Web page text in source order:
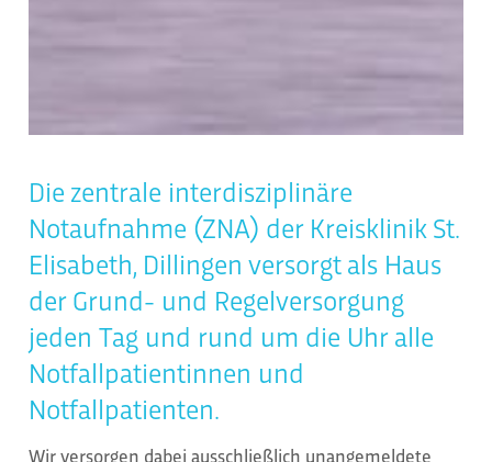
Die zentrale interdisziplinäre
Notaufnahme (ZNA) der Kreisklinik St.
Elisabeth, Dillingen versorgt als Haus
der Grund- und Regelversorgung
jeden Tag und rund um die Uhr alle
Notfallpatientinnen und
Notfallpatienten.
Wir versorgen dabei ausschließlich unangemeldete